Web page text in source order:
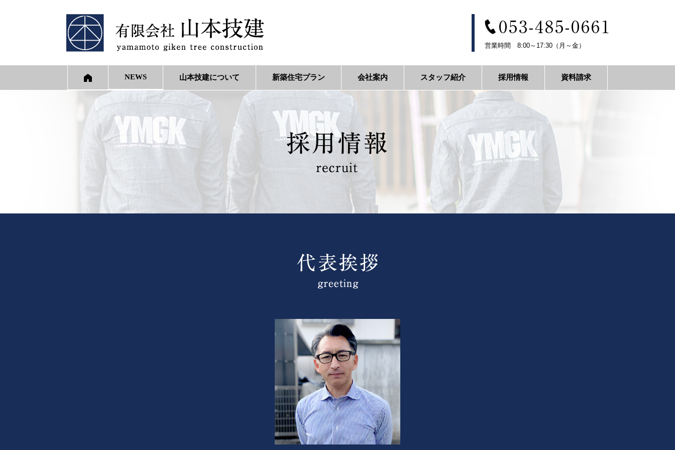
営業時間 8:00～17:30（月～金）
NEWS 山本技建について 新築住宅プラン 会社案内 スタッフ紹介 採用情報 資料請求